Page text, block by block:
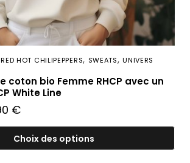
HOT CHILIPEPPERS, SWEATS,UNIVERS
coton bio Femme RHCP avec un
White Line
€
Choix des options